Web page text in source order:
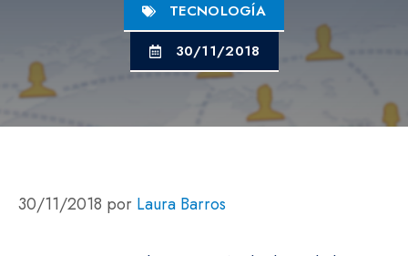
TECNOLOGÍA
30/11/2018
30/11/2018 por Laura Barros